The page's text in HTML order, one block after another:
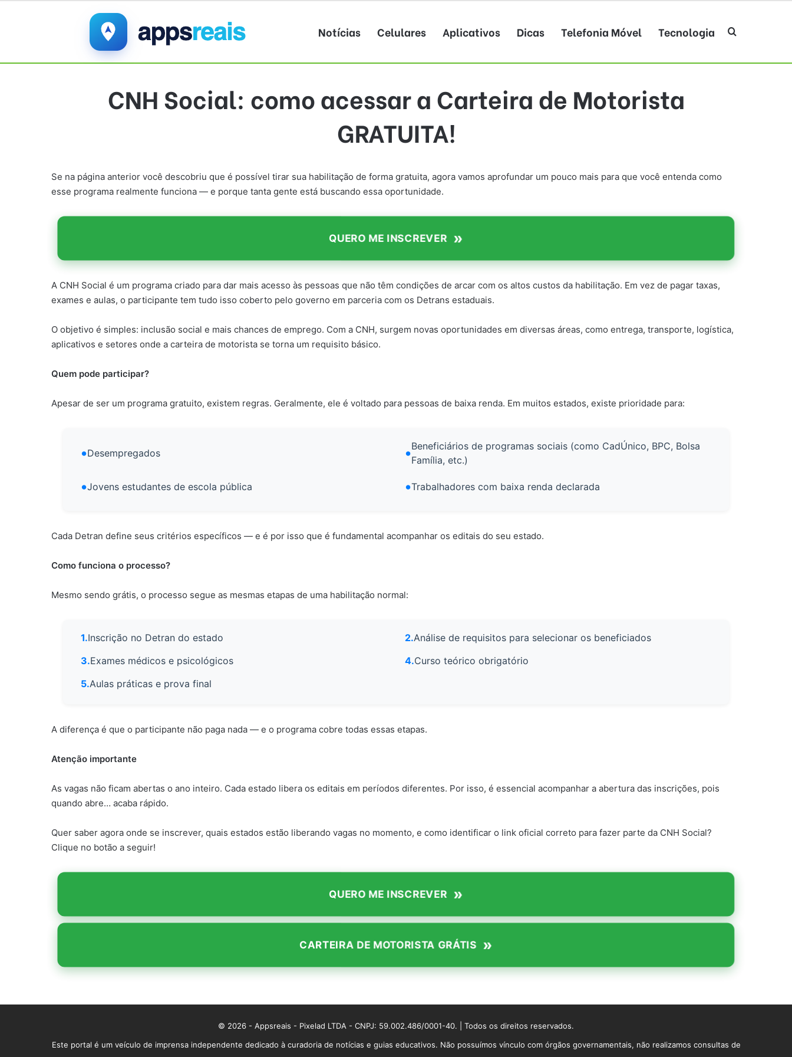
Notícias Celulares Aplicativos Dicas Telefonia Móvel Tecnologia Procurar por
CNH Social: como acessar a Carteira de Motorista
GRATUITA!
Se na página anterior você descobriu que é possível tirar sua habilitação de forma gratuita, agora vamos aprofundar um pouco mais para que você entenda como
esse programa realmente funciona — e porque tanta gente está buscando essa oportunidade.
QUERO ME INSCREVER »
A CNH Social é um programa criado para dar mais acesso às pessoas que não têm condições de arcar com os altos custos da habilitação. Em vez de pagar taxas,
exames e aulas, o participante tem tudo isso coberto pelo governo em parceria com os Detrans estaduais.
O objetivo é simples: inclusão social e mais chances de emprego. Com a CNH, surgem novas oportunidades em diversas áreas, como entrega, transporte, logística,
aplicativos e setores onde a carteira de motorista se torna um requisito básico.
Quem pode participar?
Apesar de ser um programa gratuito, existem regras. Geralmente, ele é voltado para pessoas de baixa renda. Em muitos estados, existe prioridade para:
Desempregados
Beneficiários de programas sociais (como CadÚnico, BPC, Bolsa
Família, etc.)
Jovens estudantes de escola pública Trabalhadores com baixa renda declarada
Cada Detran define seus critérios específicos — e é por isso que é fundamental acompanhar os editais do seu estado.
Como funciona o processo?
Mesmo sendo grátis, o processo segue as mesmas etapas de uma habilitação normal:
Inscrição no Detran do estado
Análise de requisitos para selecionar os beneficiados
Exames médicos e psicológicos
Curso teórico obrigatório
Aulas práticas e prova final
A diferença é que o participante não paga nada — e o programa cobre todas essas etapas.
Atenção importante
As vagas não ficam abertas o ano inteiro. Cada estado libera os editais em períodos diferentes. Por isso, é essencial acompanhar a abertura das inscrições, pois
quando abre… acaba rápido.
Quer saber agora onde se inscrever, quais estados estão liberando vagas no momento, e como identificar o link oficial correto para fazer parte da CNH Social?
Clique no botão a seguir!
QUERO ME INSCREVER »
CARTEIRA DE MOTORISTA GRÁTIS »
© 2026 - Appsreais - Pixelad LTDA - CNPJ: 59.002.486/0001-40. | Todos os direitos reservados.
Este portal é um veículo de imprensa independente dedicado à curadoria de notícias e guias educativos. Não possuímos vínculo com órgãos governamentais, não realizamos consultas de